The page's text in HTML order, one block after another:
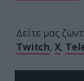
Δείτε μας
Twitch, X,